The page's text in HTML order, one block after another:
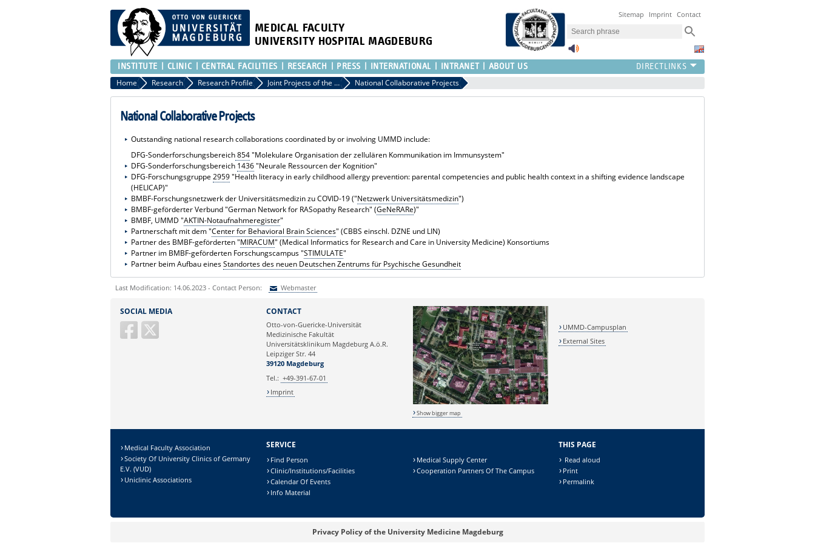
MEDICAL FACULTY
UNIVERSITY HOSPITAL MAGDEBURG
Sitemap Imprint Contact
INSTITUTE CLINIC CENTRAL FACILITIES RESEARCH PRESS INTERNATIONAL INTRANET ABOUT US
Home Research Research Profile Joint Projects of the University Medical Center Magdeburg National Collaborative Projects
National Collaborative Projects
Outstanding national research collaborations coordinated by or involving UMMD include:
DFG-Sonderforschungsbereich854"Molekulare Organisation der zellulären Kommunikation im Immunsystem"
DFG-Sonderforschungsbereich 1436"Neurale Ressourcen der Kognition"
DFG-Forschungsgruppe 2959"Health literacy in early childhood allergy prevention: parental competencies and public health context in a shifting evidence landscape
(HELICAP)"
BMBF-Forschungsnetzwerk der Universitätsmedizin zu COVID-19 ("Netzwerk Universitätsmedizin")
BMBF-geförderter Verbund "German Network for RASopathy Research" (GeNeRARe)"
BMBF, UMMD "AKTIN-Notaufnahmeregister"
Partnerschaft mit dem "Center for Behavioral Brain Sciences" (CBBS einschl. DZNE und LIN)
Partner des BMBF-geförderten "MIRACUM" (Medical Informatics for Research and Care in University Medicine) Konsortiums
Partner im BMBF-geförderten Forschungscampus "STIMULATE"
Partner beim Aufbau einesStandortes des neuen Deutschen Zentrums für Psychische Gesundheit
Last Modification: 14.06.2023 - Contact Person: Webmaster
Ihre E-Mailadresse:
SOCIAL MEDIA CONTACT
Otto-von-Guericke-Universität
Medizinische Fakultät
Universitätsklinikum Magdeburg A.ö.R.
Leipziger Str. 44
39120 Magdeburg
Tel.: +49-391-67-01
Imprint
Show bigger map
UMMD-Campusplan
External Sites
Medical Faculty Association
Society Of University Clinics of Germany
E.V. (VUD)
Uniclinic Associations
SERVICE
Find Person
Clinic/Institutions/Facilities
Calendar Of Events
Info Material
Medical Supply Center
Cooperation Partners Of The Campus
THIS PAGE
Read aloud
Print
Permalink
Privacy Policy of the University Medicine Magdeburg